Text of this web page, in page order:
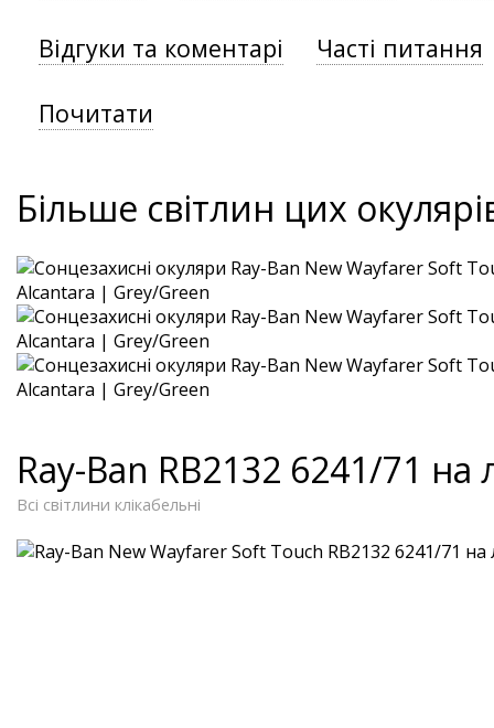
Відгуки та коментарі Часті питання
Почитати
Більше світлин цих
Ray-Ban RB2132 6241/71 на
Всі світлини клікабельні